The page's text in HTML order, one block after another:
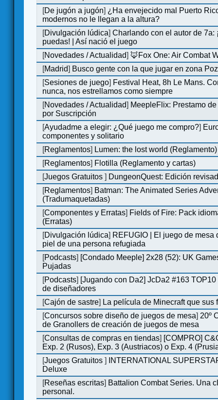
[De jugón a jugón] ¿Ha envejecido mal Puerto
modernos no le llegan a la altura?
[Divulgación lúdica]Charlando con el autor de 7a:
puedas! | Así nació el juego
[Novedades / Actualidad] 🦊Fox One: Air Combat
[Madrid] Busco gente con la que jugar en zona
[Sesiones de juego] Festival Heat, 8h Le Mans.
nunca, nos estrellamos como siempre
[Novedades / Actualidad] MeepleFlix: Prestamo
por Suscripción
[Ayudadme a elegir: ¿Qué juego me compro?]
componentes y solitario
[Reglamentos] Lumen: the lost world (Reglamento)
[Reglamentos] Flotilla (Reglamento y cartas)
[Juegos Gratuitos] DungeonQuest: Edición
[Reglamentos] Batman: The Animated Series
(Tradumaquetadas)
[Componentes y Erratas] Fields of Fire: Pack
(Erratas)
[Divulgación lúdica] REFUGIO | El juego de mesa
piel de una persona refugiada
[Podcasts] [Condado Meeple] 2x28 (52): UK
Pujadas
[Podcasts] [Jugando con Da2] JcDa2 #163
de diseñadores
[Cajón de sastre] La película de Minecraft que sus
[Concursos sobre diseño de juegos de mesa] 20º
de Granollers de creación de juegos de mesa
[Consultas de compras en tiendas] [COMPRO]
Exp. 2 (Rusos), Exp. 3 (Austriacos) o Exp. 4
[Juegos Gratuitos]
INTERNATIONAL
Deluxe
[Reseñas escritas] Battalion Combat Series. Una
personal.